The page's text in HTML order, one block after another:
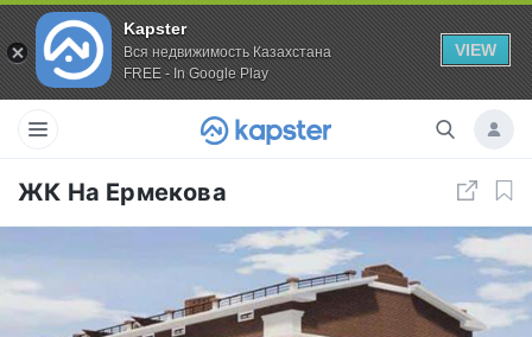
Kapster
Вся недвижимость Казахстана
FREE - In Google Play
VIEW
ЖК На Ермекова